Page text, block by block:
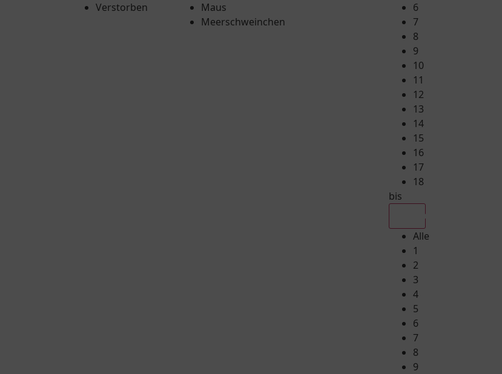
Verstorben
Maus
Meerschweinchen
6
7
8
9
10
11
12
13
14
15
16
17
18
bis
Alle
1
2
3
4
5
6
7
8
9